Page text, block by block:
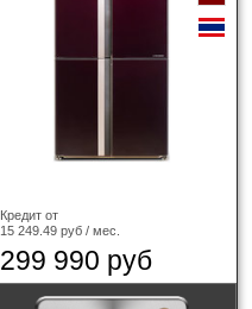
Кредит от
15 249.49 руб / мес.
299 990 руб